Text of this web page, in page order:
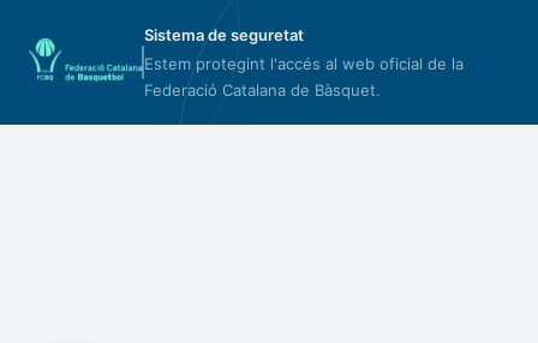
Sistema de seguretat
Estem protegint l'accés al web oficial de la
Federació Catalana de Bàsquet.